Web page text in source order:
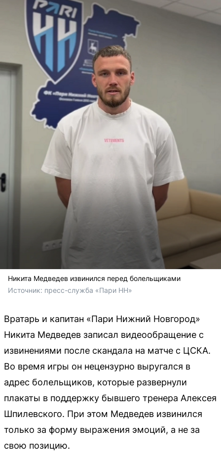
Никита Медведев извинился перед болельщиками
Источник: пресс-служба «Пари НН»
Вратарь и капитан «Пари Нижний Новгород»
Никита Медведев записал видеообращение с
извинениями после скандала на матче с ЦСКА.
Во время игры он нецензурно выругался в
адрес болельщиков, которые развернули
плакаты в поддержку бывшего тренера Алексея
Шпилевского. При этом Медведев извинился
только за форму выражения эмоций, а не за
свою позицию.